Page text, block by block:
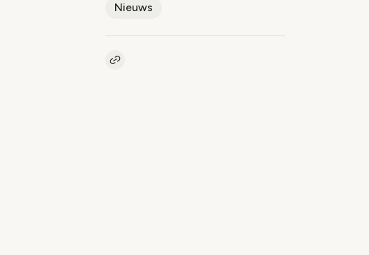
Nieuws
Kopieer link naar artikel